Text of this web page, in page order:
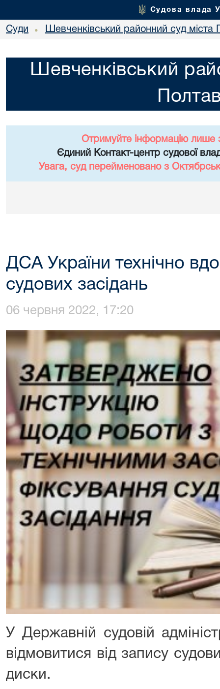
Судова влада
Суди • Шевченківський районний суд міста
Шевченківський
Отримуйте інформацію лише
Єдиний Контакт-центр судової
Увага, суд перейменовано з
ДСА України технічно
судових засідань
06 червня 2022, 17:20
У Державній судовій
відмовитися від запису
диски.